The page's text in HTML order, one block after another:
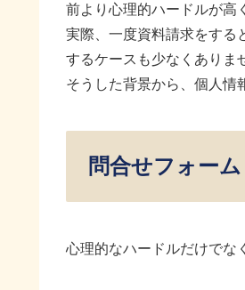
前より心理的ハードルが高
実際、一度資料請求をする
するケースも少なくありま
そうした背景から、個人情
問合せフォー
心理的なハードルだけでな